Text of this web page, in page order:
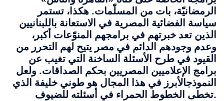
الرمضانيّة، بات من المسلّمات. هكذا، تستمر
سياسة الفضائية المصرية في الاستعانة باللبنانيين
الذين تعد خبرتهم في برامجهم المنوّعات أكبر،
وعدم وجودهم الدائم في مصر يتيح لهم التحرر من
القيود في طرح الأسئلة الساخنة التي تغيب عن
برامج الإعلاميين المصريين بحكم الصداقات. ولعل
النموذجالأبرز في هذا المجال هو طوني خليفة الذي
تخطى الخطوط الحمراء في أسئلته للضيوف.